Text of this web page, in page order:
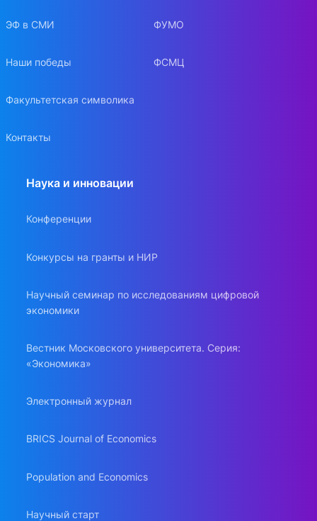
ЭФ в СМИ
Наши победы
Факультетская символика
Контакты
ФУМО
ФСМЦ
Наука и инновации
Конференции
Конкурсы на гранты и НИР
Научный семинар по исследованиям цифровой
экономики
Вестник Московского университета. Серия:
«Экономика»
Электронный журнал
BRICS Journal of Economics
Population and Economics
Научный старт